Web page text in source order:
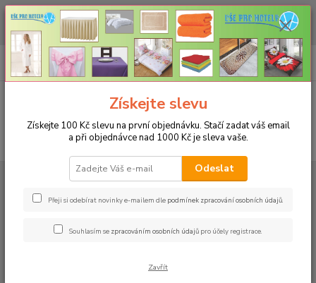
CHCETE NAKOUPIT VĚTŠÍ MNOŽSTVÍ NAŠICH PRODUKTŮ ZA LEPŠÍ
CENU? Klikněte ZDE
CZK
+420 773 794 023
Pondělí-pátek 9-16 hodin
0ks
za0 Kč
UBRUSY
Teflonové ubrusy jednobarevné s vodoodpudivou úpravou
Teflonový ubrus 140x140cm -
červený 26
Získejte slevu
Získejte 100 Kč slevu na první objednávku. Stačí zadat váš email
a při objednávce nad 1000 Kč je sleva vaše.
Odeslat
Přeji si odebírat novinky e-mailem dle podmínek zpracování osobních údajů.
Souhlasím se zpracováním osobních údajů pro účely registrace.
Zavřít